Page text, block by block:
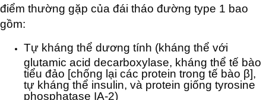
điểm thường gặp của đái tháo đường type 1 bao
gồm:
Tự kháng thể dương tính (kháng thể với
glutamic acid decarboxylase, kháng thể tế bào
tiểu đảo [chống lại các protein trong tế bào β],
tự kháng thể insulin, và protein giống tyrosine
phosphatase IA-2)